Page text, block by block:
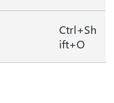
Ctrl+Sh
ift+O